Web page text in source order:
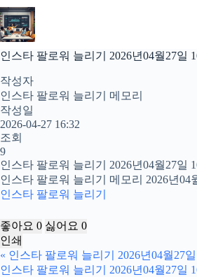
본
문
으
로
건
너
뛰
기
인스타 팔로워 늘리기 2026년04월27일
작성자
인스타 팔로워 늘리기 메모리
작성일
2026-04-27 16:32
조회
9
인스타 팔로워 늘리기 2026년04월27일
인스타 팔로워 늘리기 메모리 2026년04
인스타 팔로워 늘리기
좋아요 0 싫어요 0
인쇄
« 인스타 팔로워 늘리기 2026년04월27
인스타 팔로워 늘리기 2026년04월27일